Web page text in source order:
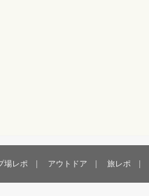
場レポ アウトドア 旅レポ